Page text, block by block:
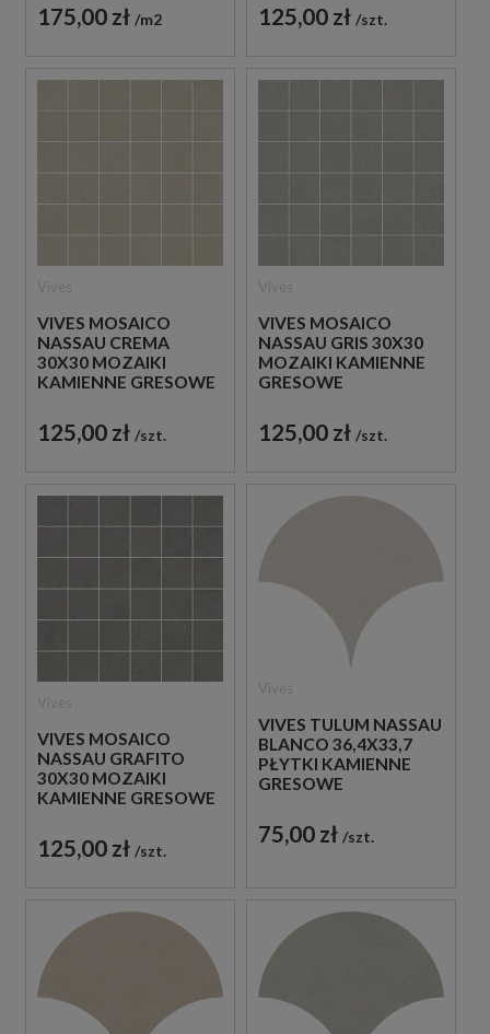
175,00 zł m2 125,00 zł szt.
VIVES MOSAICO
NASSAU CREMA
30X30 MOZAIKI
KAMIENNE GRESOWE
125,00 zł szt.
VIVES MOSAICO
NASSAU GRIS 30X30
MOZAIKI KAMIENNE
GRESOWE
125,00 zł szt.
VIVES MOSAICO
NASSAU GRAFITO
30X30 MOZAIKI
KAMIENNE GRESOWE
125,00 zł szt.
VIVES TULUM NASSAU
BLANCO 36,4X33,7
PŁYTKI KAMIENNE
GRESOWE
75,00 zł szt.